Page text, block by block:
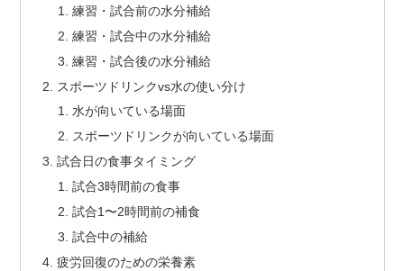
練習・試合前の水分補給
練習・試合中の水分補給
練習・試合後の水分補給
スポーツドリンクvs水の使い分け
水が向いている場面
スポーツドリンクが向いている場面
試合日の食事タイミング
試合3時間前の食事
試合1〜2時間前の補食
試合中の補給
疲労回復のための栄養素